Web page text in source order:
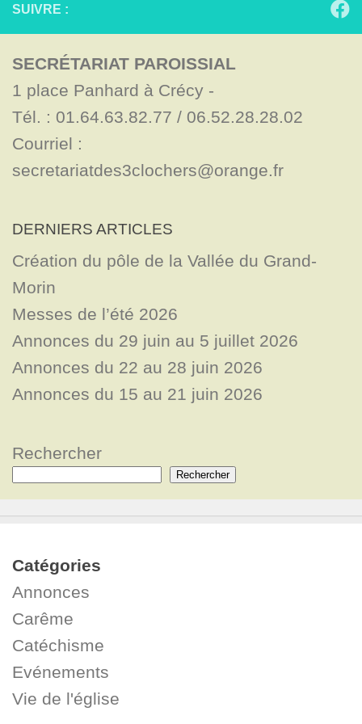
SUIVRE :
SECRÉTARIAT PAROISSIAL
1 place Panhard à Crécy -
Tél. : 01.64.63.82.77 / 06.52.28.28.02
Courriel :
secretariatdes3clochers@orange.fr
DERNIERS ARTICLES
Création du pôle de la Vallée du Grand-
Morin
Messes de l’été 2026
Annonces du 29 juin au 5 juillet 2026
Annonces du 22 au 28 juin 2026
Annonces du 15 au 21 juin 2026
Rechercher
Rechercher
Catégories
Annonces
Carême
Catéchisme
Evénements
Vie de l'église